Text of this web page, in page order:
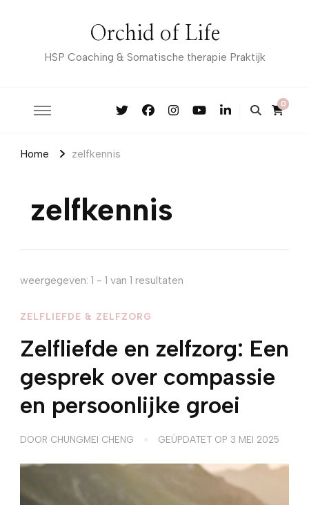
Orchid of Life
HSP Coaching & Somatische therapie Praktijk
0
Home zelfkennis
zelfkennis
weergegeven: 1 - 1 van 1 resultaten
ZELFLIEFDE & ZELFZORG
Zelfliefde en zelfzorg: Een
gesprek over compassie
en persoonlijke groei
DOOR CHUNGMEI CHENG GEÜPDATET OP 3 MEI 2025